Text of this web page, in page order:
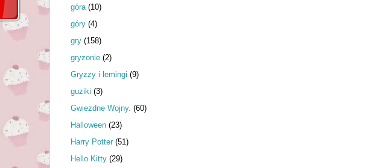
góra (10)
góry (4)
gry (158)
gryzonie (2)
Gryzzy i lemingi (9)
guziki (3)
Gwiezdne Wojny. (60)
Halloween (23)
Harry Potter (51)
Hello Kitty (29)